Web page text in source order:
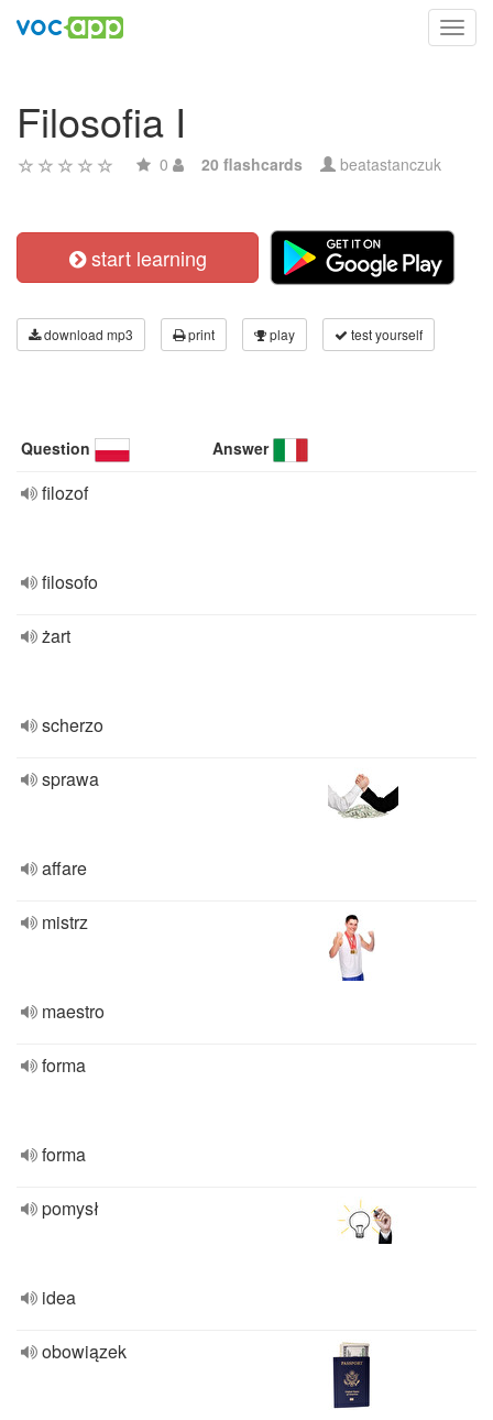
Filosofia I
0 20 flashcards beatastanczuk
start learning
download mp3 print play test yourself
Question Answer
filozof
filosofo
żart
scherzo
sprawa
affare
mistrz
maestro
forma
forma
pomysł
idea
obowiązek